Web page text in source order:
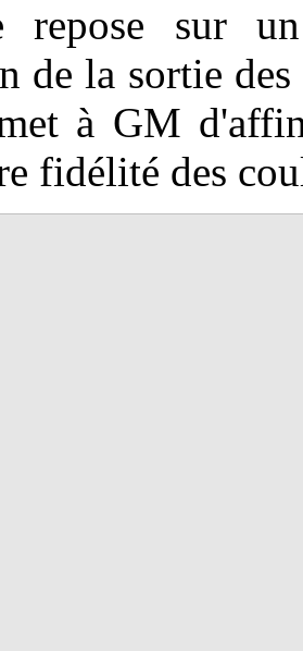
repose sur
de la sortie
à GM
fidélité des